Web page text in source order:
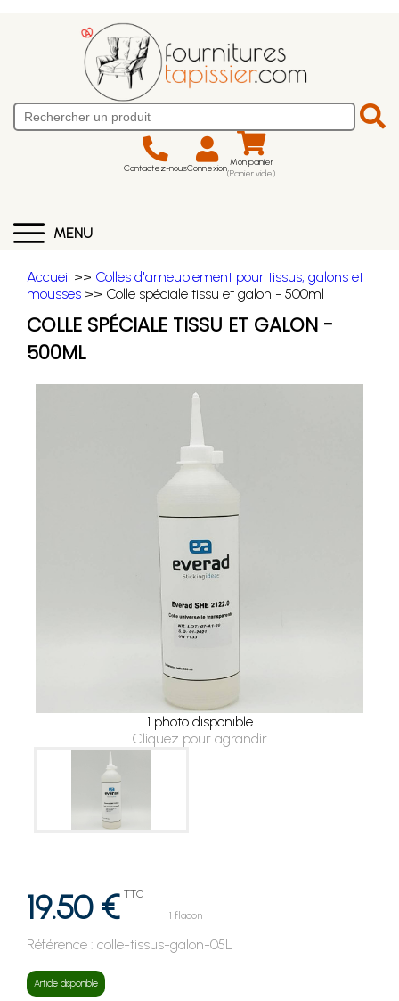
Contactez-nousConnexion Mon panier
(Panier vide)
MENU
Accueil >> Colles d'ameublement pour tissus, galons et
mousses >> Colle spéciale tissu et galon - 500ml
COLLE SPÉCIALE TISSU ET GALON -
500ML
1 photo disponible
Cliquez pour agrandir
19.50 € TTC
1 flacon
Référence : colle-tissus-galon-05L
Article disponible